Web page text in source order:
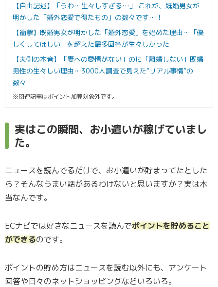
【自由記述】「うわ…生々しすぎる…」 これが、既婚男女が
明かした「婚外恋愛で得たもの」の数々です…！
【衝撃】既婚男女が明かした「婚外恋愛」を始めた理由…「優
しくしてほしい」を超えた最多回答が生々しかった
【夫側の本音】「妻への愛情がない」のに「離婚しない」既婚
男性の生々しい理由…3000人調査で見えた“リアル事情”の
数々
※関連記事はポイント加算対象外です。
実はこの瞬間、お小遣いが稼げていまし
た。
ニュースを読んでるだけで、お小遣いが貯まってたとした
ら？そんなうまい話があるわけないと思いますか？実は本
当なんです。
ECナビでは好きなニュースを読んでポイントを貯めること
ができるのです。
ポイントの貯め方はニュースを読む以外にも、アンケート
回答や日々のネットショッピングなどいろいろ。